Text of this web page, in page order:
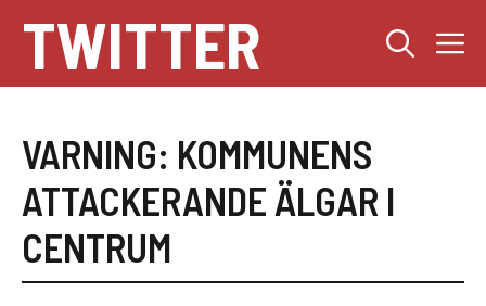
till
innehåll
TWITTER
VARNING: KOMMUNENS
ATTACKERANDE ÄLGAR I
CENTRUM